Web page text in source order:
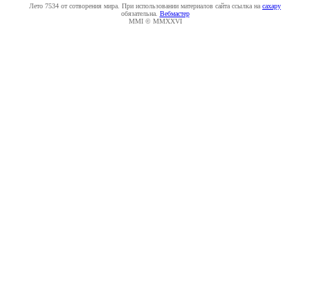
Лето 7534 от сотворения мира. При использовании материалов сайта ссылка на caxapу
обязательна. Вебмастер
MMI © MMXXVI